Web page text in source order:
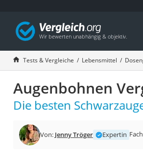
Tests & Vergleiche Lebensmittel
Augenbohnen
Die besten
Von: Jenny Tröger Expertin